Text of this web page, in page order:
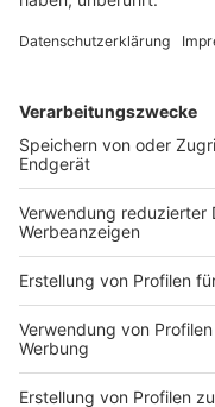
The Love You
Don't You Let
Anzeige
Wir